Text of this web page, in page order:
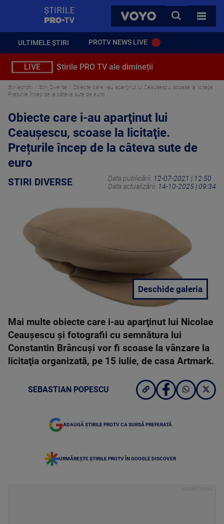
VOYO
CAUTA
TOATE
ULTIMELE ȘTIRI PROTV NEWS LIVE
LIVE Știrile PRO TV ale dimineții
Stirileprotv Stiri Diverse
Obiecte care i-au aparţinut lui Ceauşescu, scoase la licitaţie.
Prețurile încep de la câteva sute de euro
Obiecte care i-au aparţinut lui
Ceauşescu, scoase la licitaţie.
Prețurile încep de la câteva sute de
euro
STIRI DIVERSE Data publicării: 12-07-2021 | 12:50
Data actualizării: 14-10-2025 | 09:34
Deschide galeria
Mai multe obiecte care i-au aparţinut lui Nicolae
Ceauşescu şi fotografii cu semnătura lui
Constantin Brâncuşi vor fi scoase la vânzare la
licitaţia organizată, pe 15 iulie, de casa Artmark.
SEBASTIAN POPESCU
ADAUGĂ ȘTIRILE PROTV CA SURSĂ PREFERATĂ
URMĂREȘTE ȘTIRILE PROTV ÎN GOOGLE DISCOVER